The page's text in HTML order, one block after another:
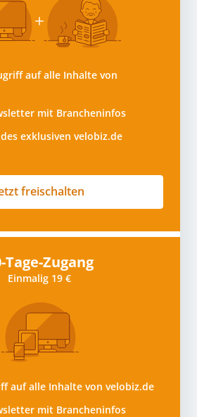
auf alle Inhalte von
mit Brancheninfos
exklusiven velobiz.de
freischalten
Tage-Zugang
Einmalig 19 €
auf alle Inhalte von velobiz.de
mit Brancheninfos